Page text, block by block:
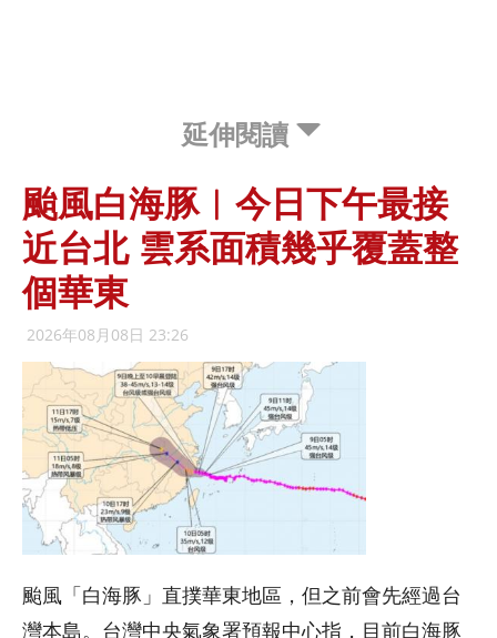
延伸閱讀
颱風白海豚︱今日下午最接
近台北 雲系面積幾乎覆蓋整
個華東
2026年08月08日 23:26
颱風「白海豚」直撲華東地區，但之前會先經過台
灣本島。台灣中央氣象署預報中心指，目前白海豚